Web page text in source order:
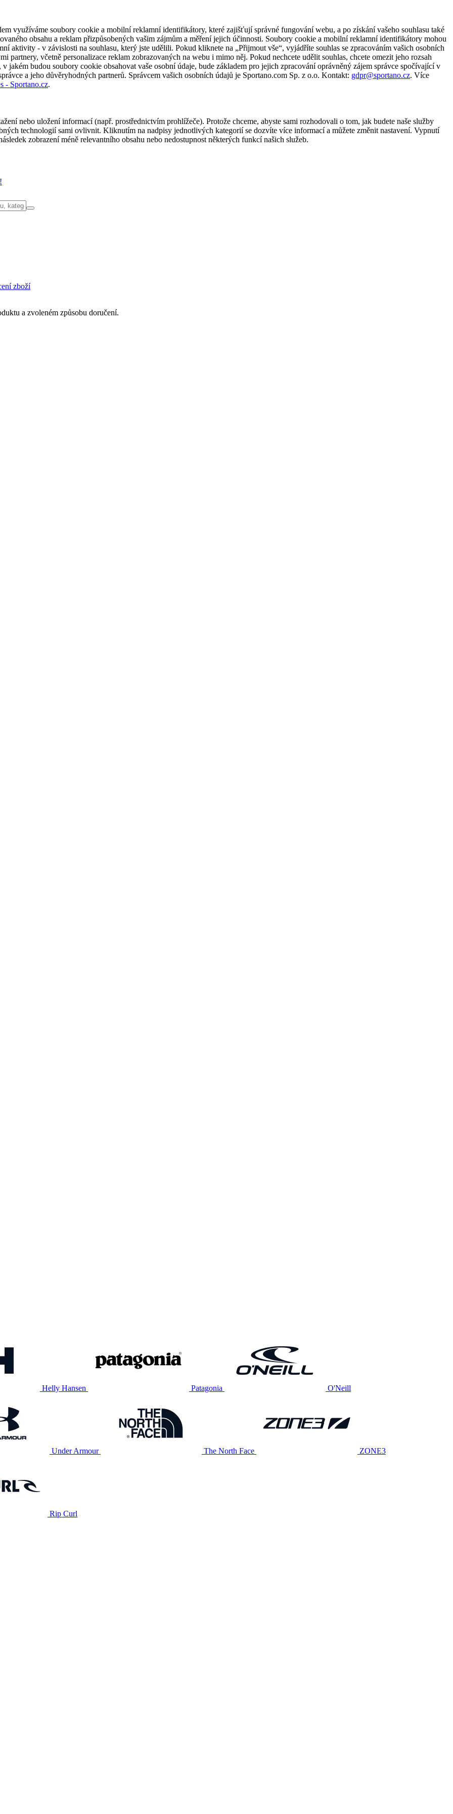
využíváme soubory cookie a mobilní reklamní identifikátory, které zajišťují správné fungování webu, a po získání vašeho souhlasu také
obsahu a reklam přizpůsobených vašim zájmům a měření jejich účinnosti. Soubory cookie a mobilní reklamní identifikátory mohou
aktivity - v závislosti na souhlasu, který jste udělili. Pokud kliknete na „Přijmout vše“, vyjádříte souhlas se zpracováním vašich osobních
včetně personalizace reklam zobrazovaných na webu i mimo něj. Pokud nechcete udělit souhlas, chcete omezit jeho rozsah
jakém budou soubory cookie obsahovat vaše osobní údaje, bude základem pro jejich zpracování oprávněný zájem správce spočívající v
a jeho důvěryhodných partnerů. Správcem vašich osobních údajů je Sportano.com Sp. z o.o. Kontakt: gdpr@sportano.cz. Více
- Sportano.cz.
nebo uložení informací (např. prostřednictvím prohlížeče). Protože chceme, abyste sami rozhodovali o tom, jak budete naše služby
technologií sami ovlivnit. Kliknutím na nadpisy jednotlivých kategorií se dozvíte více informací a můžete změnit nastavení. Vypnutí
zobrazení méně relevantního obsahu nebo nedostupnost některých funkcí našich služeb.
zboží
a zvoleném způsobu doručení.
Helly Hansen Patagonia O'Neill
Under Armour The North Face ZONE3
Rip Curl